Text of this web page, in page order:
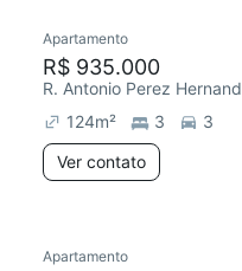
Apartamento
R$ 935.000
R. Antonio Perez
124m² 3
3
Ver contato
Apartamento